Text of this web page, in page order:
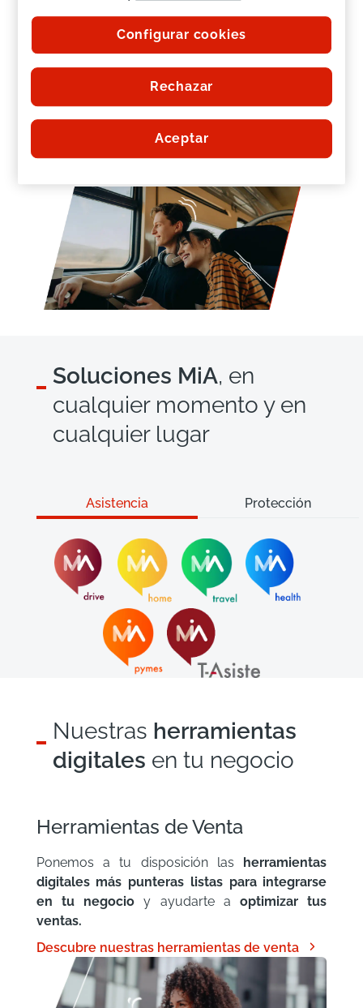
EVOLUCIONAMOScon el ritmo de vida de
tus clientes
APORTAMOSvalor complementado tu
diferenciales
de la mano de la digitalización
y la tecnología
Soluciones MiA, en
cualquier momento y en
cualquier lugar
Asistencia Protección
Nuestras herramientas
digitales en tu negocio
Herramientas de Venta
Ponemos a tu disposición las herramientas
digitales más punteras listas para integrarse
en tu negocioy ayudarte aoptimizar tus
ventas.
Descubre nuestras herramientas de venta

Rechazar
Aceptar
Configurar cookies